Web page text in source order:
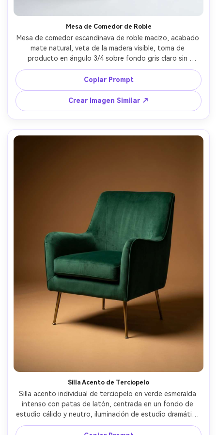
Mesa de Comedor de Roble
Mesa de comedor escandinava de roble macizo, acabado
mate natural, veta de la madera visible, toma de
producto en ángulo 3/4 sobre fondo gris claro sin
uniones, luz clave de softbox con borde de luz sutil,
bordes definidos, proporciones realistas, foto con Canon
EOS R5, 50mm, f/9, gradación de color limpia de catálogo,
fotorrealista, alta resolución --ar 4:5
Copiar Prompt
Crear Imagen Similar ↗
Silla Acento de Terciopelo
Silla acento individual de terciopelo en verde esmeralda
intenso con patas de latón, centrada en un fondo de
estudio cálido y neutro, iluminación de estudio dramática
pero suave con sombras controladas, tomada con Nikon